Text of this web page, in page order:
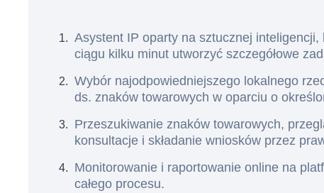
Asystent IP oparty na sztucznej inteligencji,
ciągu kilku minut utworzyć szczegółowe
Wybór najodpowiedniejszego lokalnego
ds. znaków towarowych w oparciu o
Przeszukiwanie znaków towarowych,
konsultacje i składanie wniosków przez
Monitorowanie i raportowanie online na
całego procesu.